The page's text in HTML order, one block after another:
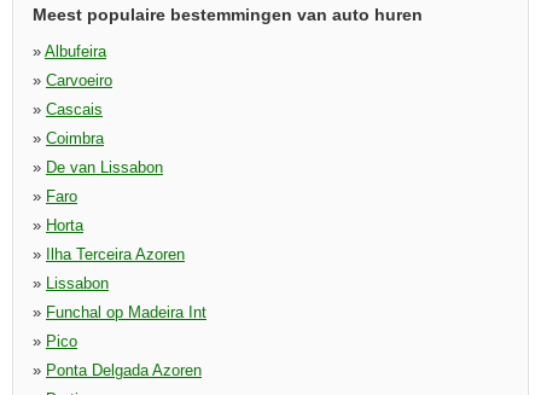
Meest populaire bestemmingen van auto huren
» Albufeira
» Carvoeiro
» Cascais
» Coimbra
» De van Lissabon
» Faro
» Horta
»
Ilha Terceira Azoren
» Lissabon
» Funchal op Madeira Int
» Pico
» Ponta Delgada Azoren